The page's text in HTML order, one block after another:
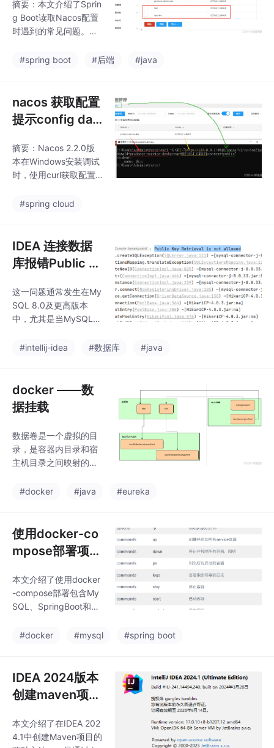
d 2021.x；2.2.x支持Sp
rin
摘要：本文介绍了Sprin
g Boot读取Nacos配置
时遇到的常见问题。通
加载失败的场景，发现
与值之间缺少空格）。
通过Debug分析Nacos
加载顺序，发现Spring
种格式的dataId：${pr
efix}-${profile}.${exte
nsion}、${prefix}.${ex
#spring boot #后端 #java
nacos 获取配置
提示config dat
摘要：Nacos 2.2.0版
本在Windows安装调试
时，使用curl获取配置
xist"。解决方法包括：
应关系；3)默认情况下
无需填写content参数；
4)若问题仍存在可重启
了正确的配置示例截图
作为参考。（字数：9
8）
#spring cloud
IDEA 连接数据
库报错Public K
not allowed
这一问题通常发生在My
SQL 8.0及更高版本
中，尤其是当MySQL服
a2_password作为默认
求公钥进行非SSL连接
加密验证，但由于服务
器的安全策略阻止了这
失败。在mysql.url中后
面加入&allowPublicKey
Retrieval=true。找到ID
置，比如下面这种，在
#intellij-idea #数据库 #java
docker ——数
据挂载
数据卷是一个虚拟的目
录，是容器内目录和宿
主机目录之间映射的桥
#docker
#java #eureka
使用docker-co
mpose部署项目
gboot、vue、n
ginx）
本文介绍了使用docker
-compose部署包含My
SQL、SpringBoot和Vu
ocker-compose.yml文
库初始化、SpringBoot
后台服务连接数据库，
以及Vue前端访问后台
重点说明了各容器配置
要点，包括网络设置、
#docker #mysql #spring boot
IDEA 2024版本
创建maven项目
本文介绍了在IDEA 202
4.1中创建Maven项目的